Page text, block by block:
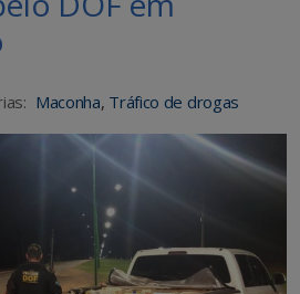
Maconha, Tráfico de drogas